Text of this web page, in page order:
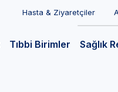
Hasta & Ziyaretçiler
Tıbbi Birimler Sağlık